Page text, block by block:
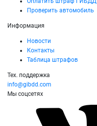
Проверить автомобиль
Информация
Новости
Контакты
Таблица штрафов
Тех. поддержка
info@gibdd.com
Мы соцсетях